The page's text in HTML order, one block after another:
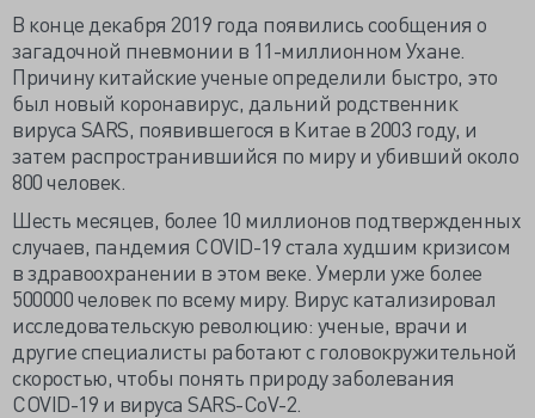
В конце декабря 2019 года появились сообщения о
загадочной пневмонии в 11-миллионном Ухане.
Причину китайские ученые определили быстро, это
был новый коронавирус, дальний родственник
вируса SARS, появившегося в Китае в 2003 году, и
затем распространившийся по миру и убивший около
800 человек.
Шесть месяцев, более 10 миллионов подтвержденных
случаев, пандемия COVID-19 стала худшим кризисом
в здравоохранении в этом веке. Умерли уже более
500000 человек по всему миру. Вирус катализировал
исследовательскую революцию: ученые, врачи и
другие специалисты работают с головокружительной
скоростью, чтобы понять природу заболевания
COVID-19 и вируса SARS-CoV-2.